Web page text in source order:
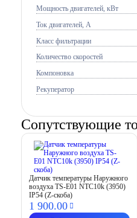
Мощность двигателей, кВт
Ток двигателей, А
Класс фильтрации
Количество скоростей
Компоновка
Рекуператор
Сопутствующие
Датчик температуры Наружного
воздуха TS-E01 NTC10k (3950)
IP54 (Z-скоба)
1 900.00